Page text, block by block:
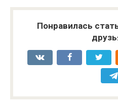
Понравилась